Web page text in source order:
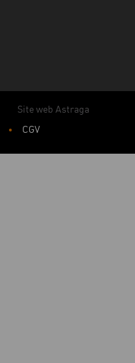
Site web Astraga
CGV